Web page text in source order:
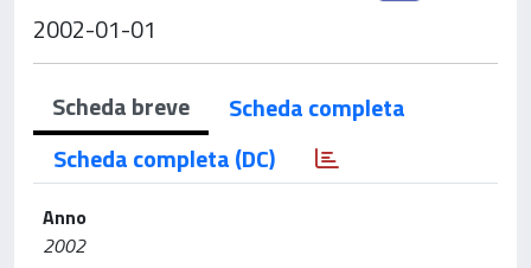
2002-01-01
Scheda breve
Scheda completa
Scheda completa (DC)
Anno
2002